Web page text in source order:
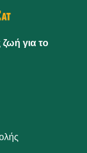
ζωή για το